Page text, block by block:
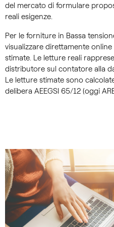
del mercato di formulare
reali esigenze.
Per le forniture in Bassa
visualizzare direttamente
stimate. Le letture reali
distributore sul contatore alla
Le letture stimate sono
delibera AEEGSI 65/12 (oggi